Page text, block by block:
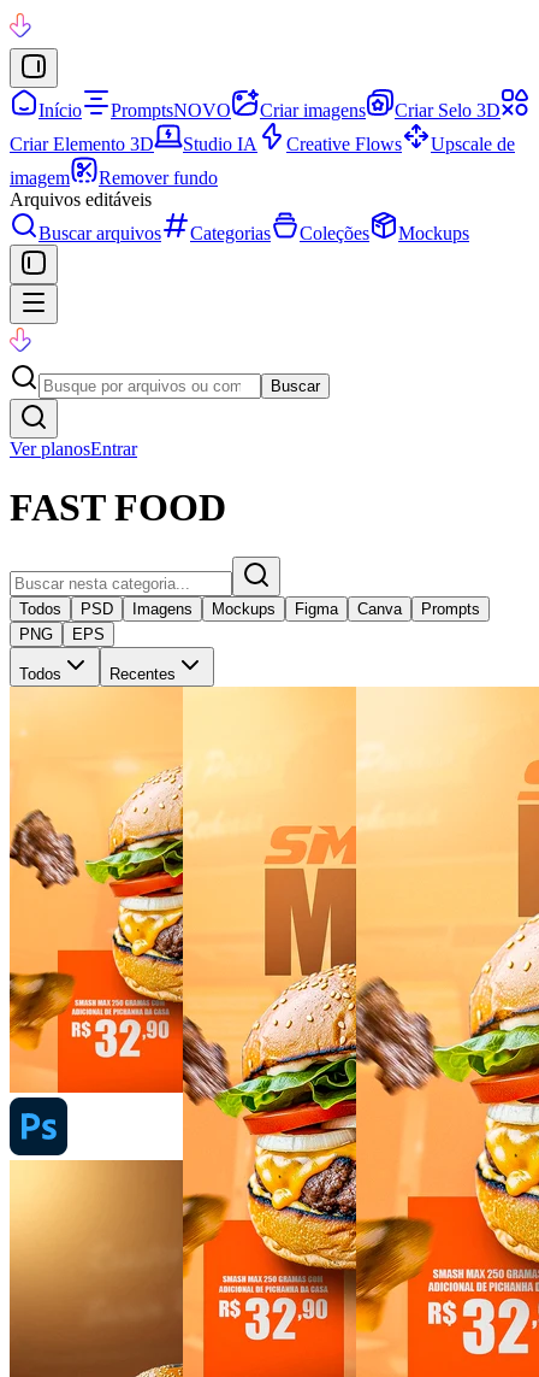
Início PromptsNOVO Criar imagens
Criar Selo 3D
Criar Elemento 3D
Studio IA Creative Flows
Upscale de
imagem
Remover fundo
Arquivos editáveis
Buscar arquivos
Categorias Coleções Mockups
Buscar
Ver planosEntrar
FAST FOOD
Todos PSD Imagens Mockups Figma Canva
Prompts
PNG
EPS
Todos Recentes